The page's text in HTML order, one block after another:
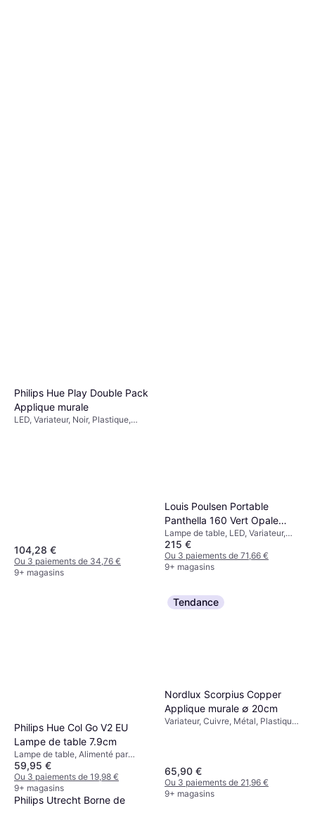
Philips Utrecht Borne de
Philips Hue Play Double Pack
Applique murale
LED, Variateur, Noir, Plastique,
104,28 €
Ou 3 paiements de 34,76 €
9+ magasins
Louis Poulsen Portable
Panthella 160 Vert Opale
Lampe de table
Lampe de table, LED, Variateur,
Chrome, Vert, Blanc, Multicolore,
Argent, Aluminium, Plastique,
Métal, Verre, Classe IP: IP20, IP44
215 €
Ou 3 paiements de 71,66 €
9+ magasins
Philips Hue Col Go V2 EU
Lampe de table 7.9cm
Lampe de table, Alimenté par
batterie, LED, Variateur, Blanc,
Verre, Classe IP: IP20
59,95 €
Ou 3 paiements de 19,98 €
9+ magasins
Tendance
Nordlux Scorpius Copper
Applique murale ∅ 20cm
Variateur, Cuivre, Métal, Plastique,
65,90 €
Ou 3 paiements de 21,96 €
9+ magasins